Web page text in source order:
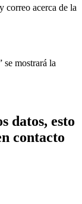
correo acerca de la
mostrará la
datos, esto
contacto